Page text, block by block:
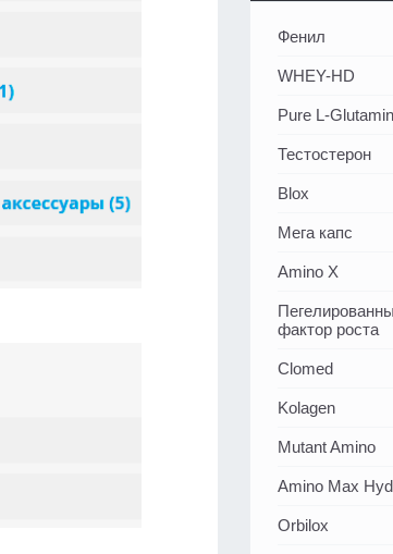
Фенил
WHEY-HD
Pure L-
Тестостерон
Blox
Мега капс
Amino X
фактор роста
Clomed
Kolagen
Mutant Amino
Amino Max
Orbilox